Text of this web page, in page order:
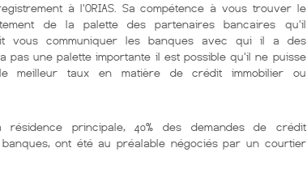
à l'ORIAS. Sa compétence à vous trouver le
de la palette des partenaires bancaires qu'il
vous communiquer les banques avec qui il a des
pas une palette importante il est possible qu'il ne puisse
meilleur taux en matière de crédit immobilier ou
principale, 40% des demandes de crédit
ont été au préalable négociés par un courtier